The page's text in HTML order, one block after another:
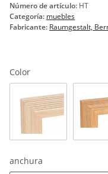
Número de artículo: HT
Categoría: muebles
Fabricante: Raumgestalt,
Color
anchura